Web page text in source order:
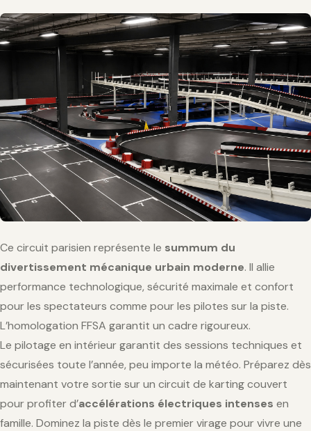
Ce circuit parisien représente le summum du
divertissement mécanique urbain moderne. Il allie
performance technologique, sécurité maximale et confort
pour les spectateurs comme pour les pilotes sur la piste.
L’homologation FFSA garantit un cadre rigoureux.
Le pilotage en intérieur garantit des sessions techniques et
sécurisées toute l’année, peu importe la météo. Préparez dès
maintenant votre sortie sur un circuit de karting couvert
pour profiter d’accélérations électriques intenses en
famille. Dominez la piste dès le premier virage pour vivre une